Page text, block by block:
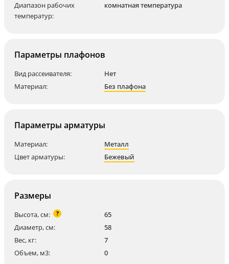
Диапазон рабочих
температур:
комнатная температура
Параметры плафонов
Вид рассеивателя:
Нет
Материал:
Без плафона
Параметры арматуры
Материал:
Металл
Цвет арматуры:
Бежевый
Размеры
Высота, см: ?
65
Диаметр, см:
58
Вес, кг:
7
Объем, м3:
0